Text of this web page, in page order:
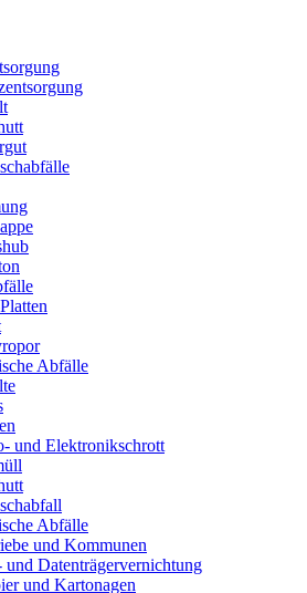
Abfälle
und Elektronikschrott
Abfälle
und Kommunen
und Datenträgervernichtung
und Kartonagen